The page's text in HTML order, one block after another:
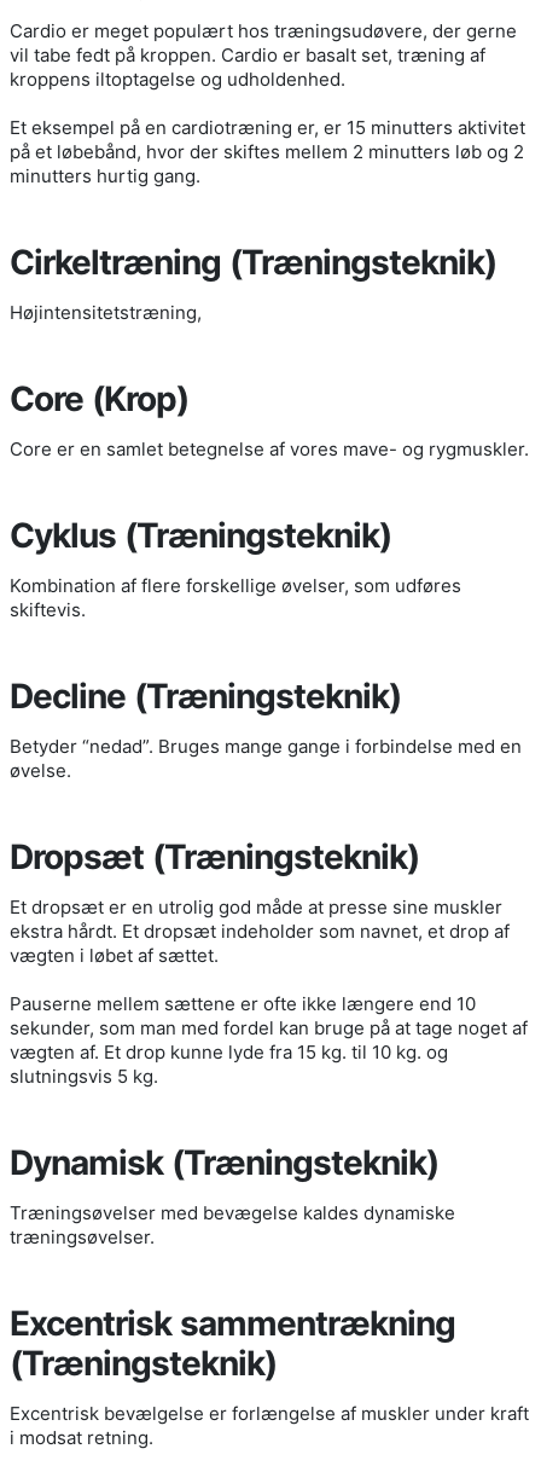
Cardio er meget populært hos træningsudøvere, der gerne
vil tabe fedt på kroppen. Cardio er basalt set, træning af
kroppens iltoptagelse og udholdenhed.
Et eksempel på en cardiotræning er, er 15 minutters aktivitet
på et løbebånd, hvor der skiftes mellem 2 minutters løb og 2
minutters hurtig gang.
Cirkeltræning (Træningsteknik)
Højintensitetstræning,
Core (Krop)
Core er en samlet betegnelse af vores mave- og rygmuskler.
Cyklus (Træningsteknik)
Kombination af flere forskellige øvelser, som udføres
skiftevis.
Decline (Træningsteknik)
Betyder “nedad”. Bruges mange gange i forbindelse med en
øvelse.
Dropsæt (Træningsteknik)
Et dropsæt er en utrolig god måde at presse sine muskler
ekstra hårdt. Et dropsæt indeholder som navnet, et drop af
vægten i løbet af sættet.
Pauserne mellem sættene er ofte ikke længere end 10
sekunder, som man med fordel kan bruge på at tage noget af
vægten af. Et drop kunne lyde fra 15 kg. til 10 kg. og
slutningsvis 5 kg.
Dynamisk (Træningsteknik)
Træningsøvelser med bevægelse kaldes dynamiske
træningsøvelser.
Excentrisk sammentrækning
(Træningsteknik)
Excentrisk bevælgelse er forlængelse af muskler under kraft
i modsat retning.